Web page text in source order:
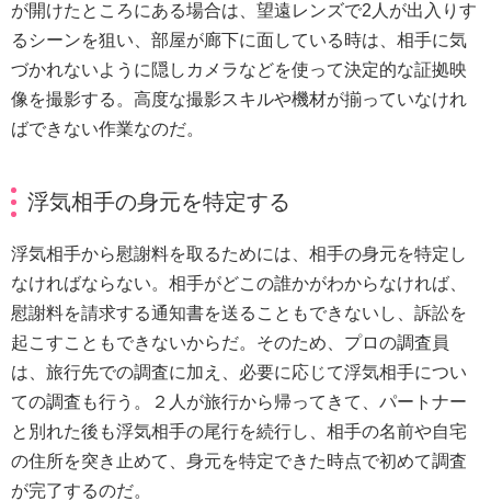
が開けたところにある場合は、望遠レンズで2人が出入りす
るシーンを狙い、部屋が廊下に面している時は、相手に気
づかれないように隠しカメラなどを使って決定的な証拠映
像を撮影する。高度な撮影スキルや機材が揃っていなけれ
ばできない作業なのだ。
浮気相手の身元を特定する
浮気相手から慰謝料を取るためには、相手の身元を特定し
なければならない。相手がどこの誰かがわからなければ、
慰謝料を請求する通知書を送ることもできないし、訴訟を
起こすこともできないからだ。そのため、プロの調査員
は、旅行先での調査に加え、必要に応じて浮気相手につい
ての調査も行う。２人が旅行から帰ってきて、パートナー
と別れた後も浮気相手の尾行を続行し、相手の名前や自宅
の住所を突き止めて、身元を特定できた時点で初めて調査
が完了するのだ。